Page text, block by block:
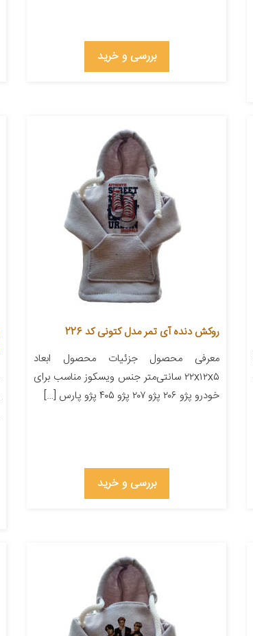
بررسی و خرید
روکش دنده آی تمر مدل کتونی کد 226
معرفی محصول جزئیات محصول ابعاد
۲۲x۱۲x۵ سانتی‌متر جنس ویسکوز مناسب برای
خودرو پژو ۲۰۶ پژو ۲۰۷ پژو ۴۰۵ پژو پارس […]
بررسی و خرید